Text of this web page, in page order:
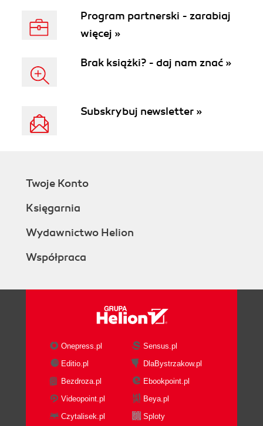
Program partnerski - zarabiaj
więcej »
Brak książki? - daj nam znać »
Subskrybuj newsletter »
Twoje Konto
Księgarnia
Wydawnictwo Helion
Współpraca
Onepress.pl
Sensus.pl
Editio.pl
DlaBystrzakow.pl
Bezdroza.pl
Ebookpoint.pl
Videopoint.pl
Beya.pl
Czytalisek.pl
Sploty